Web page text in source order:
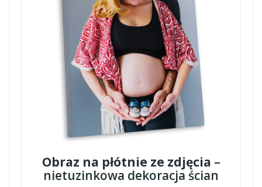
Obraz na płótnie ze zdjęcia –
nietuzinkowa dekoracja ścian